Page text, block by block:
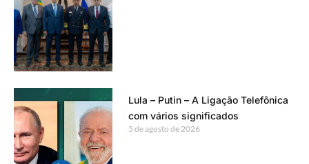
Lula – Putin – A Ligação Telefônica
com vários significados
5 de agosto de 2026